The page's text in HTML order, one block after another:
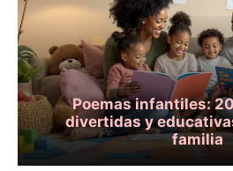
Poemas infantiles:
divertidas y
familia